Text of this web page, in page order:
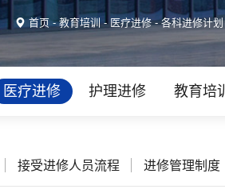
首页-教育培训- 医疗进修-各科进修计划
医疗进修 护理进修 教育培训
接受进修人员流程 进修管理制度